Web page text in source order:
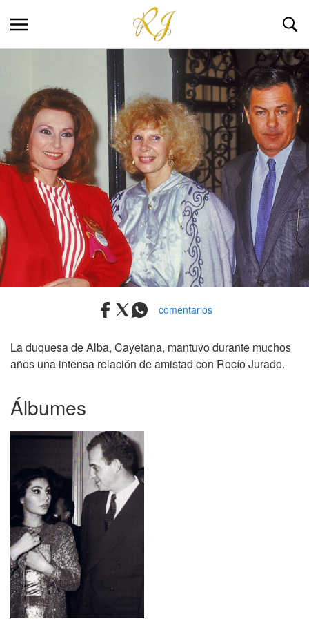
comentarios
La duquesa de Alba, Cayetana, mantuvo durante muchos
años una intensa relación de amistad con Rocío Jurado.
Álbumes